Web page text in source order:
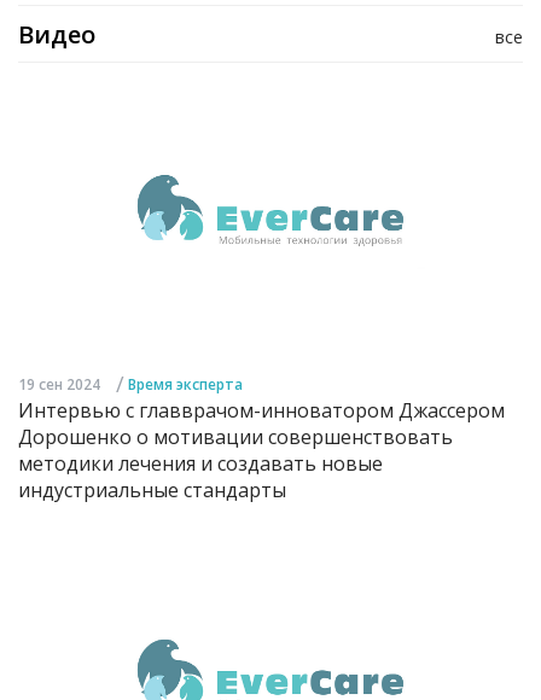
все
Видео
19 сен 2024 / Время эксперта
Интервью с главврачом-инноватором Джассером
Дорошенко о мотивации совершенствовать
методики лечения и создавать новые
индустриальные стандарты